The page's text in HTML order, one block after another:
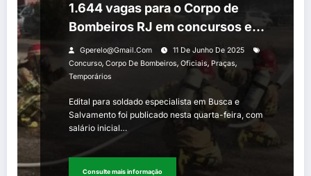
1.644 vagas para o Corpo de
Bombeiros RJ em concursos e
seleções em 2025
Gperelo@gmail.com
11 De Junho De 2025
Concurso, Corpo De Bombeiros, Oficiais, Praças,
Temporários
Edital para soldado especialista em Busca e
Salvamento foi publicado nesta quarta-feira, com
salário inicial…
Consulte mais informação